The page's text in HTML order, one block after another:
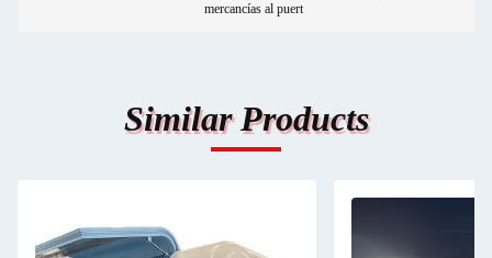
mercancías al puert
Similar Products